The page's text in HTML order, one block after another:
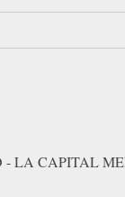
- LA CAPITAL